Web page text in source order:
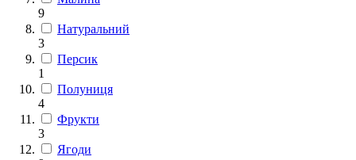
9
Натуральний
3
Персик
1
Полуниця
4
Фрукти
3
Ягоди